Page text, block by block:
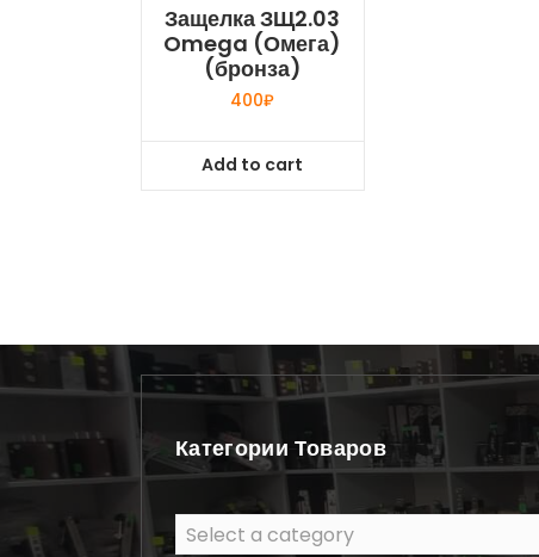
Защелка ЗЩ2.03
Omega (Омега)
(бронза)
400₽
Add to cart
Категории Товаров
Select a category